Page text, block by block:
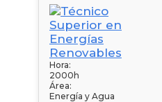
Hora:
2000h
Área:
Energía y Agua